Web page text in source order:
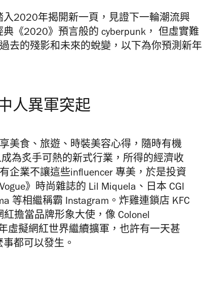
入2020年揭開新一頁，見證下一輪潮流興
《2020》預言般的 cyberpunk， 但虛實難
去的殘影和未來的蛻變，以下為你預測新年
人異軍突起
美食、旅遊、時裝美容心得，隨時有機
為炙手可熱的新式行業，所得的經濟收
企業不讓這些influencer 專美，於是投資
》時尚雜誌的 Lil Miquela、日本 CGI
等相繼稱霸 Instagram。炸雞連鎖店 KFC
擔當品牌形象大使，像 Colonel
虛擬網紅世界繼續擴軍，也許有一天甚
都可以發生。